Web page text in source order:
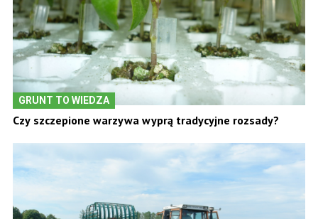
GRUNT TO WIEDZA
Czy szczepione warzywa wyprą tradycyjne rozsady?